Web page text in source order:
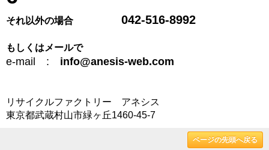
それ以外の場合 042-516-8992
もしくはメールで
e-mail : info@anesis-web.com
リサイクルファクトリー アネシス
東京都武蔵村山市緑ヶ丘1460-45-7
ページの先頭へ戻る